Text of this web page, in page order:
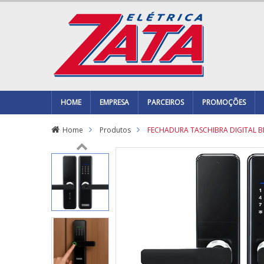
HOME EMPRESA PARCEIROS PROMOÇÕES
Home Produtos FECHADURA TASCHIBRA DIGITAL
Previ
ous